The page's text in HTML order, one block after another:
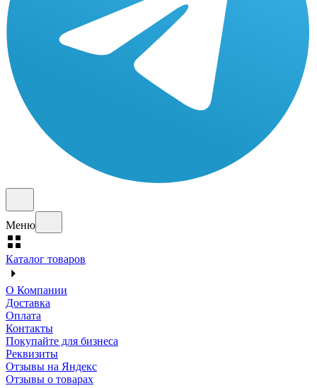
Меню
Каталог товаров
О Компании
Доставка
Оплата
Контакты
Покупайте для бизнеса
Реквизиты
Отзывы на Яндекс
Отзывы о товарах